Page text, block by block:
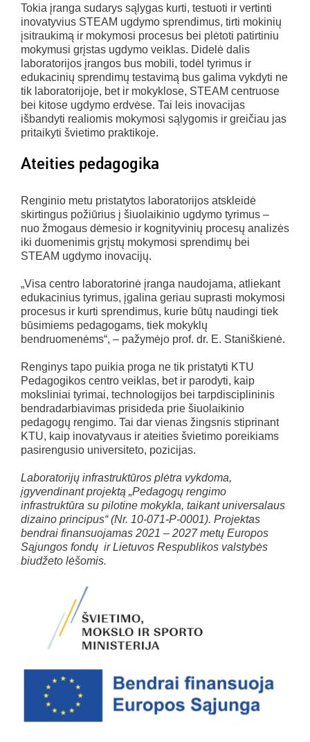
Tokia įranga sudarys sąlygas kurti, testuoti ir vertinti
inovatyvius STEAM ugdymo sprendimus, tirti mokinių
įsitraukimą ir mokymosi procesus bei plėtoti patirtiniu
mokymusi grįstas ugdymo veiklas. Didelė dalis
laboratorijos įrangos bus mobili, todėl tyrimus ir
edukacinių sprendimų testavimą bus galima vykdyti ne
tik laboratorijoje, bet ir mokyklose, STEAM centruose
bei kitose ugdymo erdvėse. Tai leis inovacijas
išbandyti realiomis mokymosi sąlygomis ir greičiau jas
pritaikyti švietimo praktikoje.
Ateities pedagogika
Renginio metu pristatytos laboratorijos atskleidė
skirtingus požiūrius į šiuolaikinio ugdymo tyrimus –
nuo žmogaus dėmesio ir kognityvinių procesų analizės
iki duomenimis grįstų mokymosi sprendimų bei
STEAM ugdymo inovacijų.
„Visa centro laboratorinė įranga naudojama, atliekant
edukacinius tyrimus, įgalina geriau suprasti mokymosi
procesus ir kurti sprendimus, kurie būtų naudingi tiek
būsimiems pedagogams, tiek mokyklų
bendruomenėms“, – pažymėjo prof. dr. E. Staniškienė.
Renginys tapo puikia proga ne tik pristatyti KTU
Pedagogikos centro veiklas, bet ir parodyti, kaip
moksliniai tyrimai, technologijos bei tarpdisciplininis
bendradarbiavimas prisideda prie šiuolaikinio
pedagogų rengimo. Tai dar vienas žingsnis stiprinant
KTU, kaip inovatyvaus ir ateities švietimo poreikiams
pasirengusio universiteto, pozicijas.
Laboratorijų infrastruktūros plėtra vykdoma,
įgyvendinant projektą „Pedagogų rengimo
infrastruktūra su pilotine mokykla, taikant universalaus
dizaino principus“ (Nr. 10-071-P-0001). Projektas
bendrai finansuojamas 2021 – 2027 metų Europos
Sąjungos fondų ir Lietuvos Respublikos valstybės
biudžeto lėšomis.